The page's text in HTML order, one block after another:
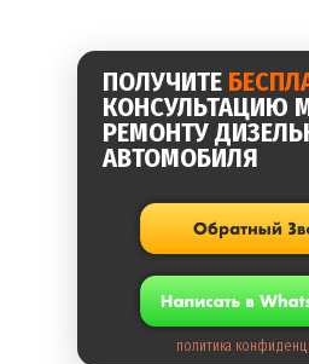
ПОЛУЧИТЕ
КОНСУЛЬТАЦИЮ
РЕМОНТУ
АВТОМОБИЛЯ
политика